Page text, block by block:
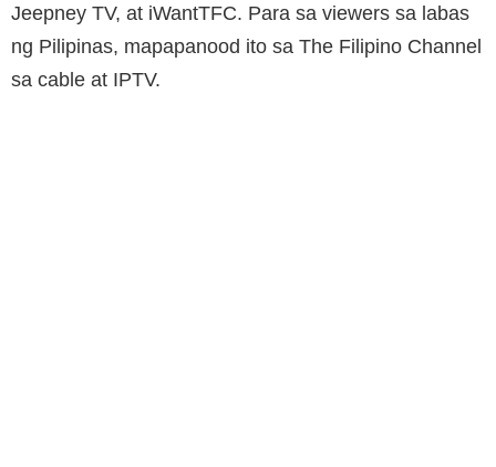
Jeepney TV, at iWantTFC. Para sa viewers sa labas
ng Pilipinas, mapapanood ito sa The Filipino Channel
sa cable at IPTV.